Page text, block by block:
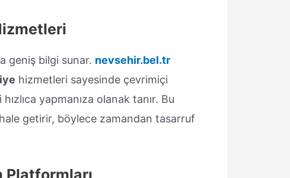
geniş bilgi sunar. nevsehir.bel.tr
hizmetleri sayesinde çevrimiçi
yapmanıza olanak tanır. Bu
getirir, böylece zamandan tasarruf
Platformları